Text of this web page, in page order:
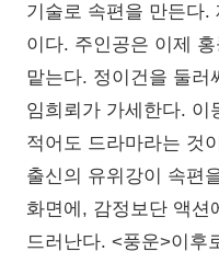
기술로 속편을 만든다.
이다. 주인공은 이제
맡는다. 정이건을 둘러
임희뢰가 가세한다. 이
적어도 드라마라는 것
출신의 유위강이 속편
화면에, 감정보단 액션
드러난다. <풍운>이후